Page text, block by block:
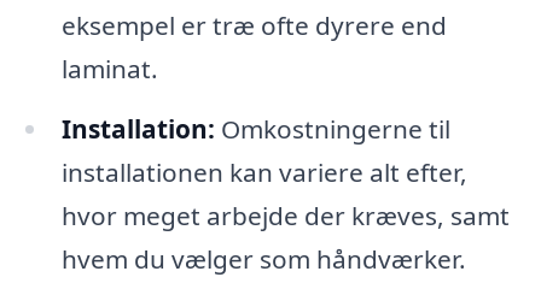
eksempel er træ ofte dyrere end
laminat.
Installation: Omkostningerne til
installationen kan variere alt efter,
hvor meget arbejde der kræves, samt
hvem du vælger som håndværker.